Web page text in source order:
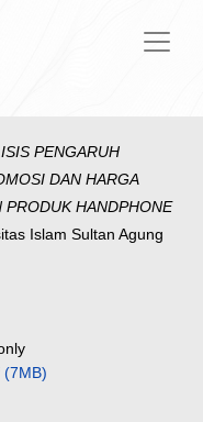
PENGARUH
DAN HARGA
PRODUK HANDPHONE
Islam Sultan Agung
(7MB)